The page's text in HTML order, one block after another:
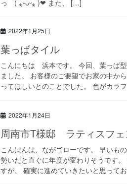
っ ( ⁎ᵕᴗᵕ⁎ )❤︎ また、 […]
2022年1月25日
葉っぱタイル
こんにちは 浜本です。 今回、葉っぱ
ました。 お客様のご要望でお家の中か
ってほしいとのことでした。 色がカラ
2022年1月24日
周南市T様邸 ラティスフェ
こんばんは、ながゴローです。 早いも
勢いだと直ぐに年度が変わりそうです
すが、 確実に進めていきたいと思って